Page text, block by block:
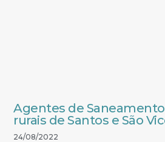
Agentes de
rurais de Santos e São
24/08/2022